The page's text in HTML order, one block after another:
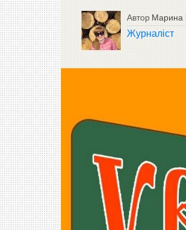
Автор Марина
Журналіст